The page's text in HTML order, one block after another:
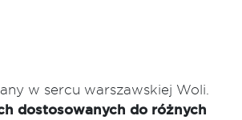
w sercu warszawskiej Woli.
dostosowanych do różnych